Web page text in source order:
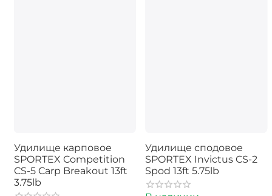
Удилище карповое
SPORTEX Competition
CS-5 Carp Breakout 13ft
3.75lb
Удилище сподовое
SPORTEX Invictus CS-2
Spod 13ft 5.75lb